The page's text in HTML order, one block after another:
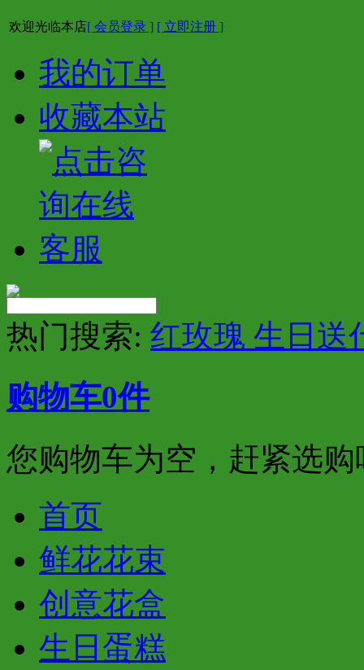
欢迎光临本店[ 会员登录 ] [ 立即注册 ]
我的订单
收藏本站
热门搜索: 红玫瑰 生日送
购物车0件
您购物车为空，赶紧选购
首页
鲜花花束
创意花盒
生日蛋糕